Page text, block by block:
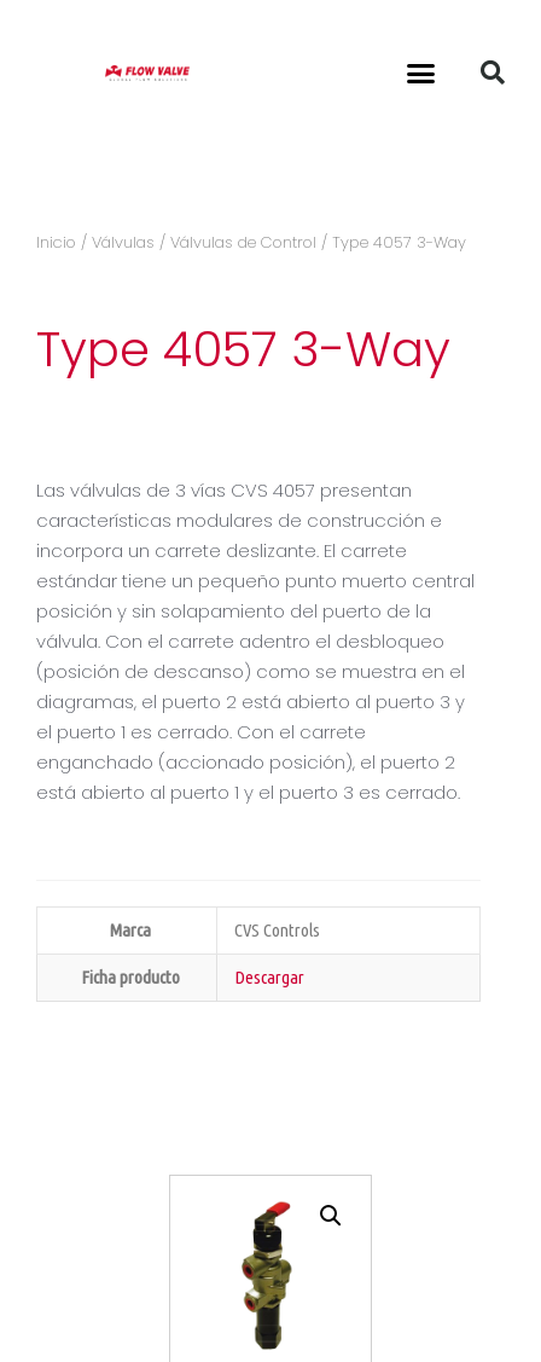
Inicio / Válvulas / Válvulas de Control / Type 4057 3-Way
Type 4057 3-Way
Las válvulas de 3 vías CVS 4057 presentan
características modulares de construcción e
incorpora un carrete deslizante. El carrete
estándar tiene un pequeño punto muerto central
posición y sin solapamiento del puerto de la
válvula. Con el carrete adentro el desbloqueo
(posición de descanso) como se muestra en el
diagramas, el puerto 2 está abierto al puerto 3 y
el puerto 1 es cerrado. Con el carrete
enganchado (accionado posición), el puerto 2
está abierto al puerto 1 y el puerto 3 es cerrado.
Marca CVS Controls
Ficha producto Descargar